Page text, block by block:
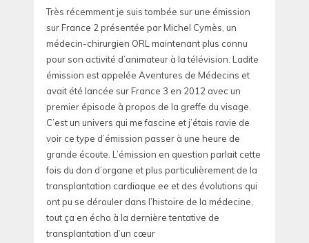
Très récemment je suis tombée sur une émission
sur France 2 présentée par Michel Cymès, un
médecin-chirurgien ORL maintenant plus connu
pour son activité d’animateur à la télévision. Ladite
émission est appelée Aventures de Médecins et
avait été lancée sur France 3 en 2012 avec un
premier épisode à propos de la greffe du visage.
C’est un univers qui me fascine et j’étais ravie de
voir ce type d’émission passer à une heure de
grande écoute. L’émission en question parlait cette
fois du don d’organe et plus particulièrement de la
transplantation cardiaque ee et des évolutions qui
ont pu se dérouler dans l’histoire de la médecine,
tout ça en écho à la dernière tentative de
transplantation d’un cœur